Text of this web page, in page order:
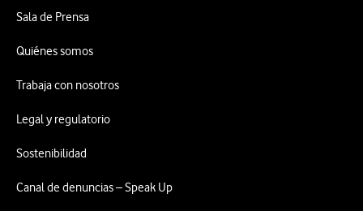
Sala de Prensa
Quiénes somos
Trabaja con nosotros
Legal y regulatorio
Sostenibilidad
Canal de denuncias – Speak Up